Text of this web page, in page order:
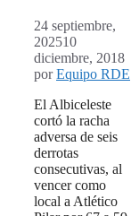
24 septiembre,
202510
diciembre, 2018
porEquipo RDE
El Albiceleste
cortó la racha
adversa de seis
derrotas
consecutivas, al
vencer como
local a Atlético